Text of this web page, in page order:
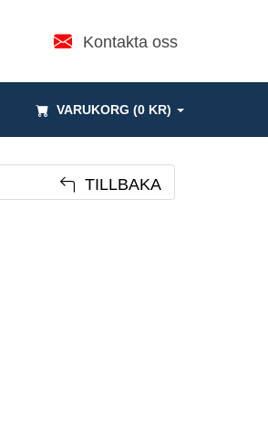
Kontakta oss
VARUKORG (0 KR)
TILLBAKA